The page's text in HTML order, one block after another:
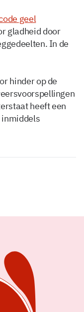
geel
gladheid door
In de
hinder op de
heeft een